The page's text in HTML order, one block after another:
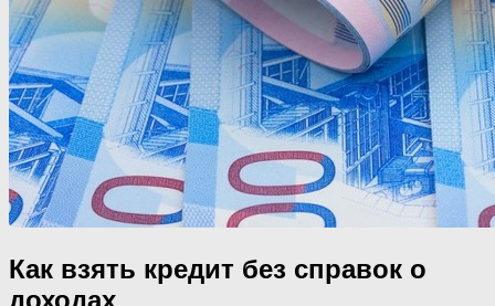
Как взять кредит без справок о
доходах